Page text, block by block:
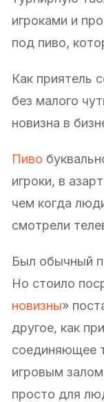
игроками и
под пиво,
Как приятель
без малого
новизна в
Пиво
игроки, в
чем когда
смотрели
Был обычный
Но стоило
новизны»
другое, как
соединяющее
игровым
просто для